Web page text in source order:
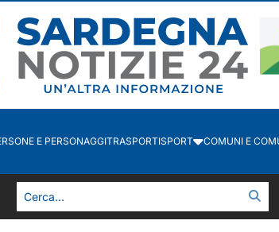
E PERSONAGGITRASPORTISPORT COMUNI E